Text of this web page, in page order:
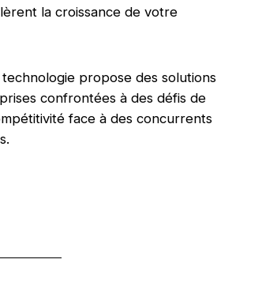
la croissance de votre
propose des solutions
confrontées à des défis de
face à des concurrents